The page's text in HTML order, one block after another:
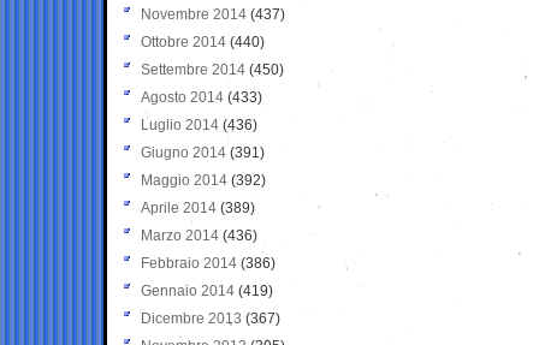
Novembre 2014 (437)
Ottobre 2014 (440)
Settembre 2014 (450)
Agosto 2014 (433)
Luglio 2014 (436)
Giugno 2014 (391)
Maggio 2014 (392)
Aprile 2014 (389)
Marzo 2014 (436)
Febbraio 2014 (386)
Gennaio 2014 (419)
Dicembre 2013 (367)